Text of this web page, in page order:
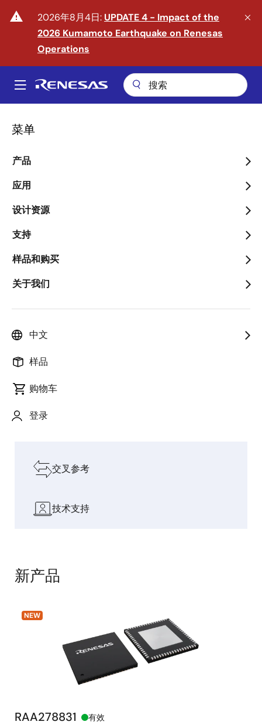
warning 2026年8月4日: UPDATE 4 - Impact of the
2026 Kumamoto Earthquake on Renesas
Operations
Main
菜单
产品
应用
设计资源
支持
样品和购买
关于我们
中文
样品
购物车
登录
迈入物理 AI 时代
了解更多
以创新赋能人
增长
时代
电磁炉灶
的桥梁
pause
软件和工具
交叉参考
技术支持
新产品
NEW
RAA278831 有效